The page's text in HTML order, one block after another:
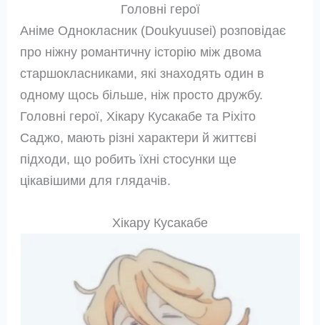
Головні герої
Аніме Однокласник (Doukyuusei) розповідає
про ніжну романтичну історію між двома
старшокласниками, які знаходять один в
одному щось більше, ніж просто дружбу.
Головні герої, Хікару Кусакабе та Ріхіто
Саджо, мають різні характери й життєві
підходи, що робить їхні стосунки ще
цікавішими для глядачів.
Хікару Кусакабе